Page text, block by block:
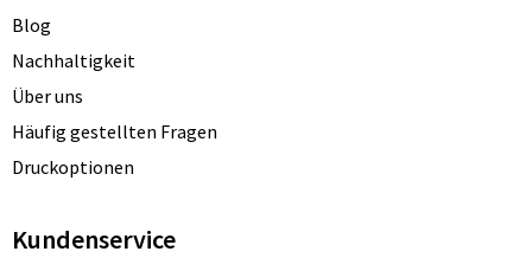
Blog
Nachhaltigkeit
Über uns
Häufig gestellten Fragen
Druckoptionen
Kundenservice